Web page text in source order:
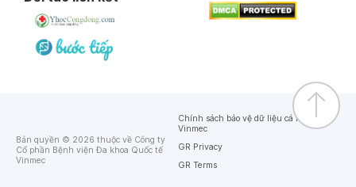
Bản quyền © 2026 thuộc về Công ty
Cổ phần Bệnh viện Đa khoa Quốc tế
Vinmec
Chính sách bảo vệ dữ liệu cá nhân của
Vinmec
GR Privacy
GR Terms